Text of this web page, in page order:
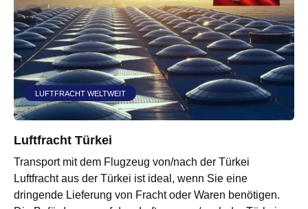
LUFTFRACHT WELTWEIT
Luftfracht Türkei
Transport mit dem Flugzeug von/nach der Türkei
Luftfracht aus der Türkei ist ideal, wenn Sie eine
dringende Lieferung von Fracht oder Waren benötigen.